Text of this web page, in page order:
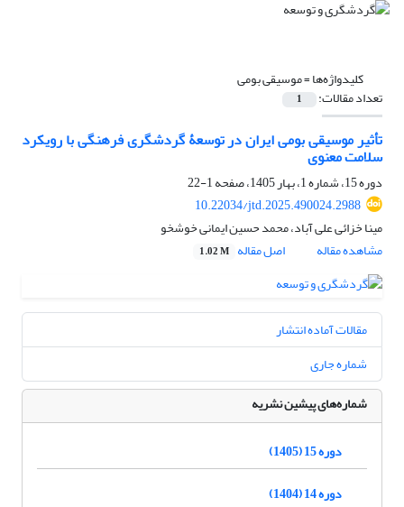
کلیدواژه‌ها =موسیقی بومی
تعداد مقالات: 1
تأثیر موسیقی بومی ایران در توسعۀ گردشگری فرهنگی با رویکرد
سلامت معنوی
دوره 15، شماره 1، بهار 1405، صفحه
1-22
10.22034/jtd.2025.490024.2988
مینا خزائی علی آباد، محمد حسین ایمانی خوشخو
مشاهده مقاله
اصل مقاله 1.02 M
مقالات آماده انتشار
شماره جاری
شماره‌های پیشین نشریه
دوره 15 (1405)
دوره 14 (1404)